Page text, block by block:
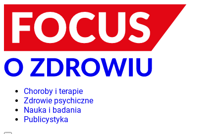
Choroby i terapie
Zdrowie psychiczne
Nauka i badania
Publicystyka